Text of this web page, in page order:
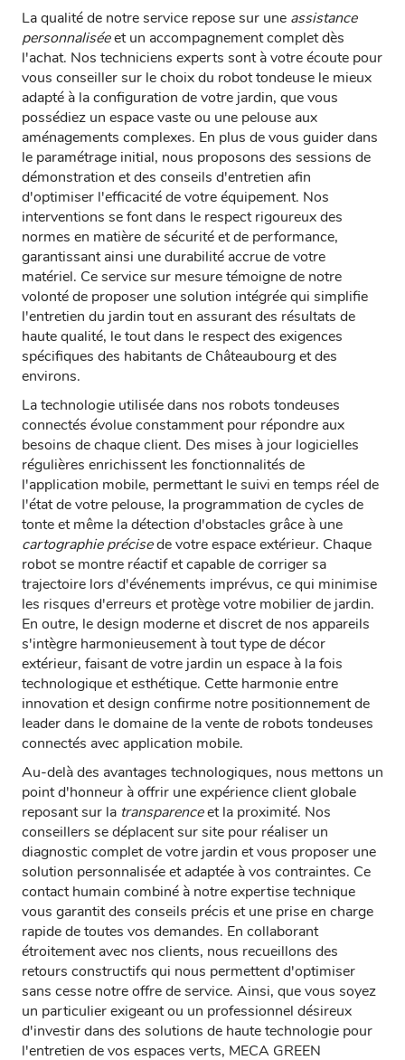
La qualité de notre service repose sur une assistance
personnaliséeet un accompagnement complet dès
l'achat. Nos techniciens experts sont à votre écoute pour
vous conseiller sur le choix du robot tondeuse le mieux
adapté à la configuration de votre jardin, que vous
possédiez un espace vaste ou une pelouse aux
aménagements complexes. En plus de vous guider dans
le paramétrage initial, nous proposons des sessions de
démonstration et des conseils d'entretien afin
d'optimiser l'efficacité de votre équipement. Nos
interventions se font dans le respect rigoureux des
normes en matière de sécurité et de performance,
garantissant ainsi une durabilité accrue de votre
matériel. Ce service sur mesure témoigne de notre
volonté de proposer une solution intégrée qui simplifie
l'entretien du jardin tout en assurant des résultats de
haute qualité, le tout dans le respect des exigences
spécifiques des habitants de Châteaubourg et des
environs.
La technologie utilisée dans nos robots tondeuses
connectés évolue constamment pour répondre aux
besoins de chaque client. Des mises à jour logicielles
régulières enrichissent les fonctionnalités de
l'application mobile, permettant le suivi en temps réel de
l'état de votre pelouse, la programmation de cycles de
tonte et même la détection d'obstacles grâce à une
cartographie précisede votre espace extérieur. Chaque
robot se montre réactif et capable de corriger sa
trajectoire lors d'événements imprévus, ce qui minimise
les risques d'erreurs et protège votre mobilier de jardin.
En outre, le design moderne et discret de nos appareils
s'intègre harmonieusement à tout type de décor
extérieur, faisant de votre jardin un espace à la fois
technologique et esthétique. Cette harmonie entre
innovation et design confirme notre positionnement de
leader dans le domaine de la vente de robots tondeuses
connectés avec application mobile.
Au-delà des avantages technologiques, nous mettons un
point d'honneur à offrir une expérience client globale
reposant sur la transparenceet la proximité. Nos
conseillers se déplacent sur site pour réaliser un
diagnostic complet de votre jardin et vous proposer une
solution personnalisée et adaptée à vos contraintes. Ce
contact humain combiné à notre expertise technique
vous garantit des conseils précis et une prise en charge
rapide de toutes vos demandes. En collaborant
étroitement avec nos clients, nous recueillons des
retours constructifs qui nous permettent d'optimiser
sans cesse notre offre de service. Ainsi, que vous soyez
un particulier exigeant ou un professionnel désireux
d'investir dans des solutions de haute technologie pour
l'entretien de vos espaces verts, MECA GREEN